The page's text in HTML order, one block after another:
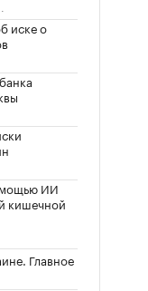
иске о
ИИ
кишечной
Главное